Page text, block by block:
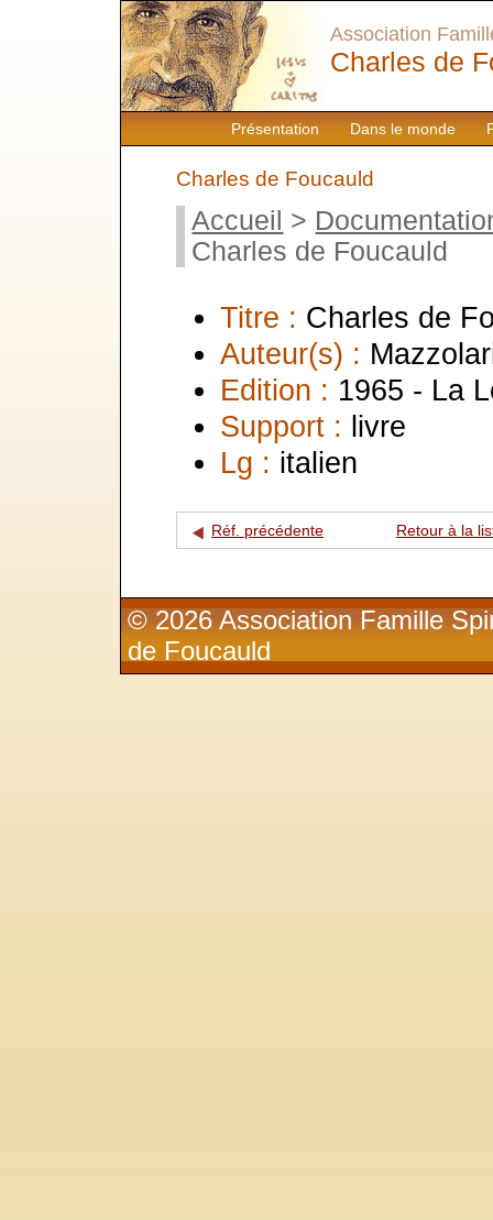
Présentation Dans le monde
Association
Charles de
Charles de Foucauld
Accueil >
Charles de Foucauld
Titre : Charles de
Auteur(s) :
Edition : 1965 - La
Support : livre
Lg : italien
Réf. précédente Retour à la
© 2026 Association Famille
de Foucauld